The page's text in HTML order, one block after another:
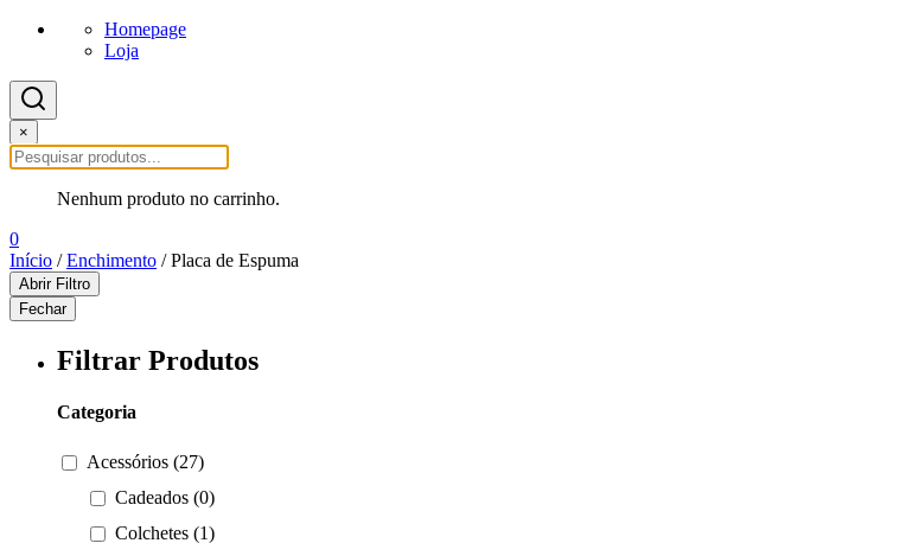
Homepage
Loja
×
Nenhum produto no carrinho.
0
Início /Enchimento / Placa de Espuma
Abrir Filtro
Fechar
Filtrar Produtos
Categoria
Acessórios (27)
Cadeados (0)
Colchetes (1)